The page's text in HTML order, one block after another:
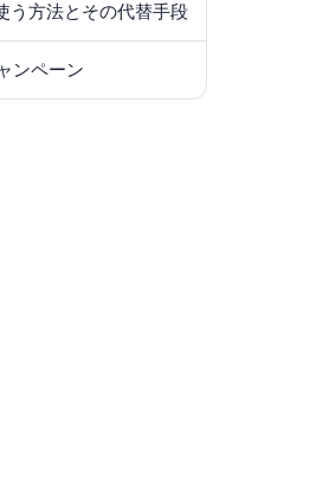
う方法とその代替手段
ンペーン